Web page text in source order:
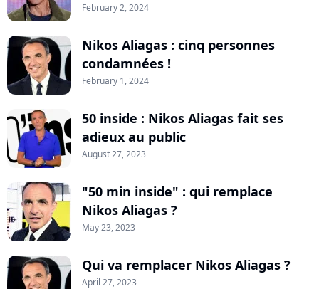
February 2, 2024
Nikos Aliagas : cinq personnes
condamnées !
February 1, 2024
50 inside : Nikos Aliagas fait ses
adieux au public
August 27, 2023
"50 min inside" : qui remplace
Nikos Aliagas ?
May 23, 2023
Qui va remplacer Nikos Aliagas ?
April 27, 2023